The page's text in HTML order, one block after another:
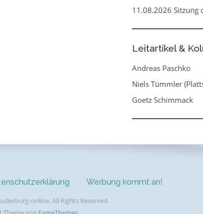
11.08.2026 Sitzung
Leitartikel &
Andreas Paschko
Niels Tümmler
Goetz Schimmack
Werbung kommt an!
online. All Rights Reserved.